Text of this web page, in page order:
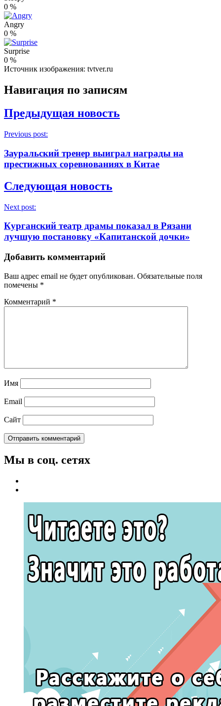
0 %
Angry
0 %
Surprise
0 %
Источник изображения: tvtver.ru
Навигация по записям
Предыдущая новость
Previous post:
Зауральский тренер выиграл награды на
престижных соревнованиях в Китае
Следующая новость
Next post:
Курганский театр драмы показал в Рязани
лучшую постановку «Капитанской дочки»
Добавить комментарий
Ваш адрес email не будет опубликован. Обязательные поля
помечены *
Комментарий *
Имя
Email
Сайт
Мы в соц. сетях